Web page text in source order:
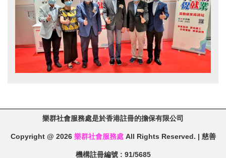
樂群社會服務處是於香港註冊的擔保有限公司
Copyright @ 2026 樂群社會服務處All Rights Reserved. | 慈善
機構註冊編號 : 91/5685